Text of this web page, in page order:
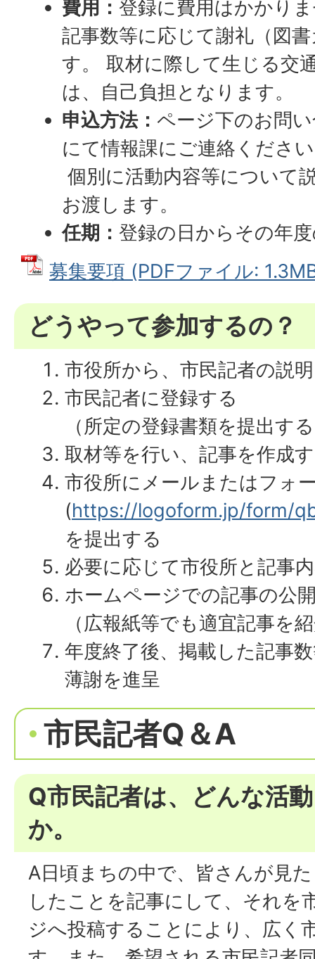
費用：登録に費用はかかり
記事数等に応じて謝礼（図
す。 取材に際して生じる交
は、自己負担となります。
申込方法：ページ下のお問
にて情報課にご連絡くださ
個別に活動内容等について
お渡します。
任期：登録の日からその年
募集要項 (PDFファイル:
どうやって参加するの？
市役所から、市民記者の説
市民記者に登録する
（所定の登録書類を提出す
取材等を行い、記事を作成
市役所にメールまたはフォ
(https://logoform.jp/form/
を提出する
必要に応じて市役所と記事
ホームページでの記事の公
（広報紙等でも適宜記事を
年度終了後、掲載した記事
薄謝を進呈
市民記者Q＆A
Q市民記者は、どんな活
か。
A日頃まちの中で、皆さんが見
したことを記事にして、それを
ジへ投稿することにより、広く